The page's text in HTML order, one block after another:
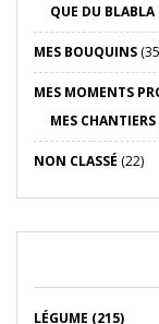
QUE DU BLABLA
MES BOUQUINS
MES MOMENTS
MES CHANTIERS
NON CLASSÉ (22)
LÉGUME (215)